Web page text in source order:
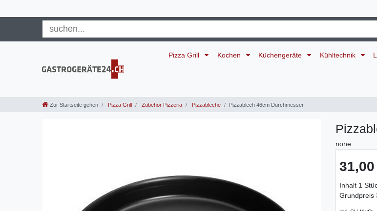
Pizza Grill Kochen Küchengeräte Kühltechnik
Zur Startseite gehen Pizza Grill Zubehör Pizzeria Pizzableche Pizzablech 46cm Durchmesser
none
Inhalt 1
Grundpreis